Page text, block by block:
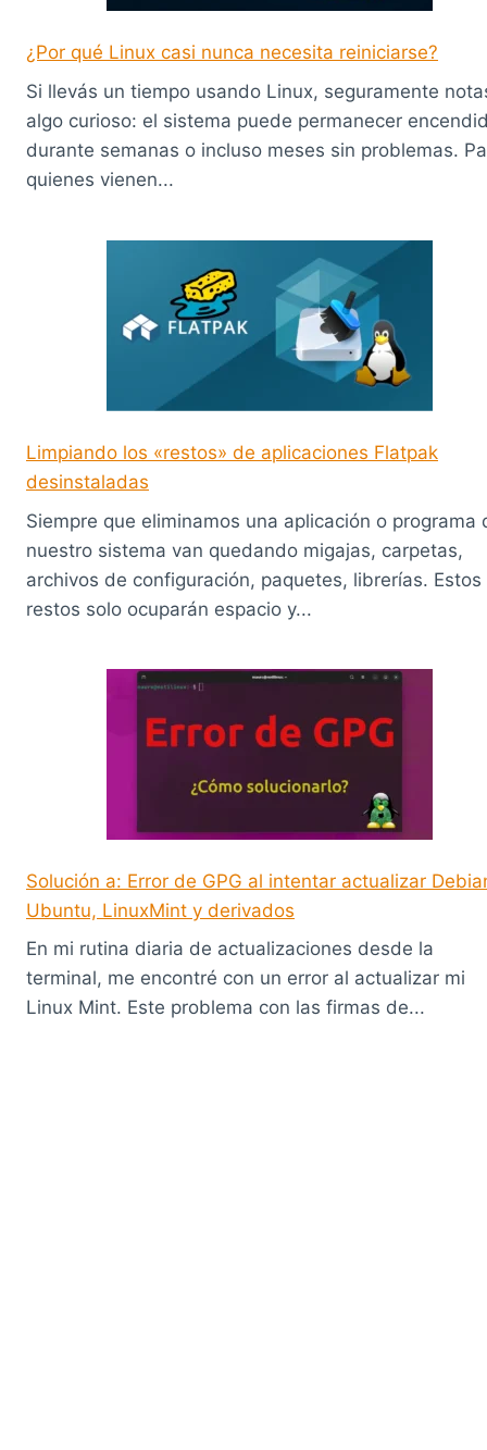
¿Por qué Linux casi nunca necesita reiniciarse?
Si llevás un tiempo usando Linux, seguramente
algo curioso: el sistema puede permanecer
durante semanas o incluso meses sin problemas.
quienes vienen...
Limpiando los «restos» de aplicaciones Flatpak
desinstaladas
Siempre que eliminamos una aplicación o programa
nuestro sistema van quedando migajas, carpetas,
archivos de configuración, paquetes, librerías. Estos
restos solo ocuparán espacio y...
Solución a: Error de GPG al intentar actualizar
Ubuntu, LinuxMint y derivados
En mi rutina diaria de actualizaciones desde la
terminal, me encontré con un error al actualizar mi
Linux Mint. Este problema con las firmas de...